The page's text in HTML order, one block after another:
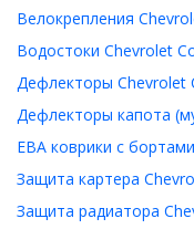
Велокрепления
Водостоки Chevrolet
Дефлекторы Chevrolet
Дефлекторы капота
ЕВА коврики с
Защита картера
Защита радиатора